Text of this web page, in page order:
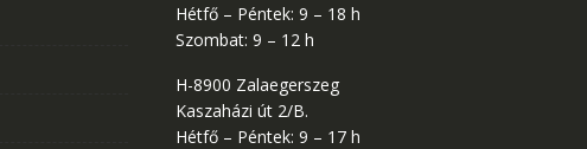
Hétfő – Péntek: 9 – 18 h
Szombat: 9 – 12 h
H-8900 Zalaegerszeg
Kaszaházi út 2/B.
Hétfő – Péntek: 9 – 17 h